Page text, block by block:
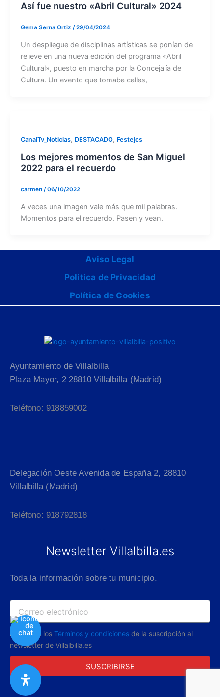
Así fue nuestro «Abril Cultural» 2024
Gema Serna Ortiz /29/04/2024
Un despliegue de disciplinas artísticas se ponían de
relieve en una nueva edición del programa «Abril
Cultural», puesto en marcha por la Concejalía de
Cultura. Un evento que tomaba calles,
CanalTv_Noticias, DESTACADO, Festejos
Los mejores momentos de San Miguel
2022 para el recuerdo
carmen /06/10/2022
A veces una imagen vale más que mil palabras.
Momentos para el recuerdo. Pasen y vean.
Aviso Legal
Politica de Privacidad
Política de Cookies
Ayuntamiento de Villalbilla
Plaza Mayor, 2 28810 Villalbilla (Madrid)
Teléfono: 918859002
Delegación Oeste Avenida de España 2, 28810
Villalbilla (Madrid)
Teléfono: 918792818
Newsletter Villalbilla.es
Toda la información sobre tu municipio.
Acepto los Términos y condiciones de la suscripción al
newsletter de Villalbilla.es
SUSCRIBIRSE